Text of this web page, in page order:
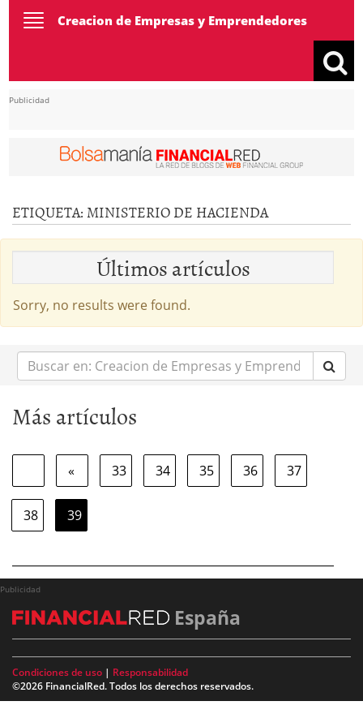
ToggleCreacion de Empresas y Emprendedores
Publicidad
ETIQUETA: MINISTERIO DE HACIENDA
Últimos artículos
Sorry, no results were found.
Buscar
en:
Más artículos
« 33 34 35 36 37
38 39
Publicidad
España
Condiciones de uso | Responsabilidad
©2026 FinancialRed. Todos los derechos reservados.